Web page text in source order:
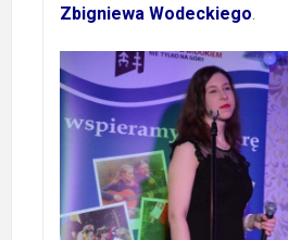
Zbigniewa Wodeckiego